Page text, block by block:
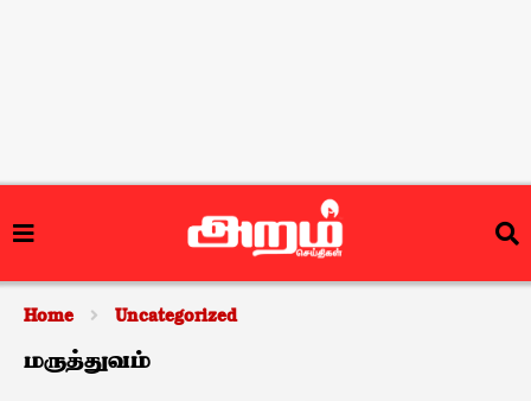
Home Uncategorized
மருத்துவம்